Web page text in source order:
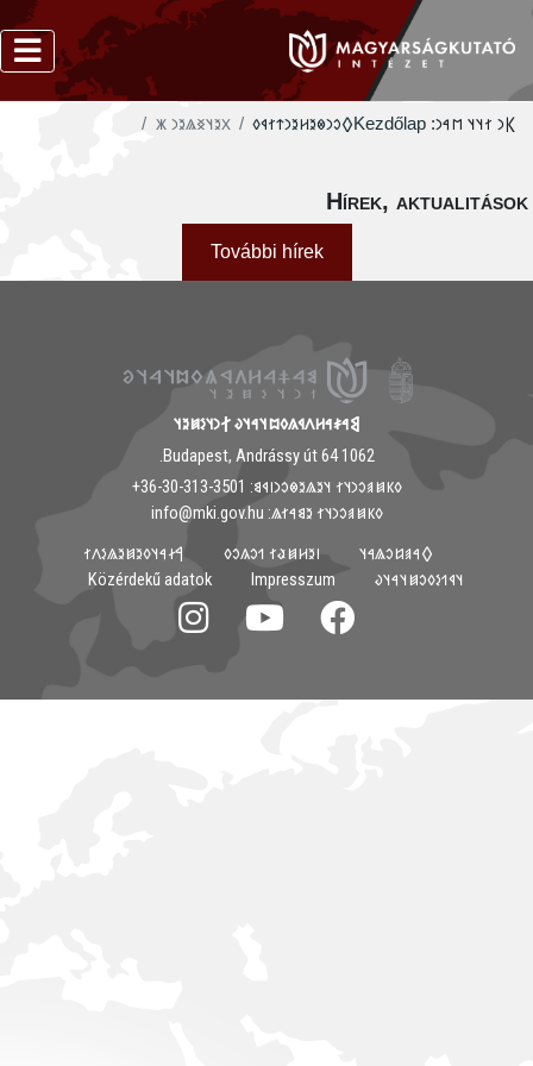
𐲞𐳙 𐳐𐳦𐳦 𐳮𐳀𐳙:
Kezdőlap
‮𐲓𐳛𐳙𐳌𐳉𐳢𐳉𐳙𐳄𐳐𐳁𐳓
‮𐳼𐳉𐳦𐳏𐳖𐳉𐳙 𐳾
Hírek,
További hírek
𐲘𐳀𐳎𐳀𐳢𐳤𐳁𐳍𐳓𐳪𐳦𐳀𐳦𐳜 𐲐𐳙𐳦𐳋𐳯𐳉𐳦
1062 Budapest, Andrássy út 64.
𐳓𐳞𐳯𐳠𐳛𐳙𐳦𐳐 𐳦𐳉𐳖𐳉𐳌𐳛𐳙𐳥𐳁𐳘: ‭+36-30-313-3501
𐳓𐳞𐳯𐳠𐳛𐳙𐳦𐳐 𐳉𐳘𐳀𐳐𐳖: info@mki.gov.hu
𐲓𐳀𐳠𐳆𐳛𐳖𐳀𐳦
𐳺𐳉𐳢𐳯𐳟𐳐 𐳒𐳛𐳍𐳛𐳓
𐲀𐳇𐳀𐳦𐳓𐳉𐳯𐳉𐳖𐳋𐳤𐳐
𐳦𐳁𐳒𐳋𐳓𐳛𐳯𐳦𐳀𐳦𐳜
Közérdekű adatok Impresszum